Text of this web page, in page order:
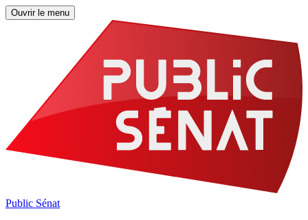
Ouvrir le menu
Public Sénat